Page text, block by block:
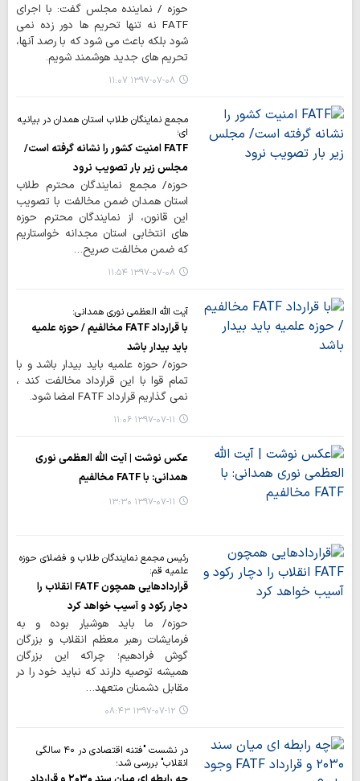
حوزه / نماینده مجلس گفت: با اجرای
FATF نه تنها تحریم ها دور زده نمی
شود بلکه باعث می شود که با رصد آنها،
تحریم های جدید هوشمند شویم.
۱۳۹۷-۰۷-۰۸ ۱۱:۰۷
مجمع نماینگان طلاب استان همدان در بیانیه
ای؛
FATF امنیت کشور را نشانه گرفته است/
مجلس زیر بار تصویب نرود
حوزه/ مجمع نمایندگان محترم طلاب
استان همدان ضمن مخالفت با تصویب
این قانون، از نمایندگان محترم حوزه
های انتخابی استان مجدانه خواستاریم
که ضمن مخالفت صریح…
۱۳۹۷-۰۷-۰۸ ۱۱:۵۴
آیت الله العظمی نوری همدانی:
با قرارداد FATF مخالفیم / حوزه علمیه
باید بیدار باشد
حوزه/ حوزه علمیه باید بیدار باشد و با
تمام قوا با این قرارداد مخالفت کند ،
نمی گذاریم قرارداد FATF امضا شود.
۱۳۹۷-۰۷-۱۱ ۱۱:۰۶
عکس نوشت | آیت الله العظمی نوری
همدانی: با FATF مخالفیم
۱۳۹۷-۰۷-۱۱ ۱۳:۳۰
رئیس مجمع نمایندگان طلاب و فضلای حوزه
علمیه قم:
قراردادهایی همچون FATF انقلاب را
دچار رکود و آسیب خواهد کرد
حوزه/ ما باید هوشیار بوده و به
فرمایشات رهبر معظم انقلاب و بزرگان
گوش فرادهیم؛ چراکه این بزرگان
همیشه توصیه دارند که نباید خود را در
مقابل دشمنان متعهد…
۱۳۹۷-۰۷-۱۲ ۰۸:۴۳
در نشست "فتنه اقتصادی در ۴۰ سالگی
انقلاب" بررسی شد؛